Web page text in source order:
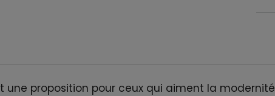
une proposition pour ceux qui aiment la